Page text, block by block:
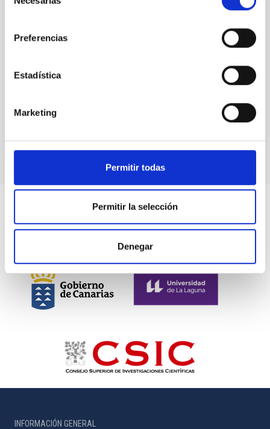
Preferencias
Estadística
Marketing
Permitir todas
Permitir la selección
Denegar
Informe anual CCI 2021
variedad y la vitalidad de la investigación que se
INFORMACIÓN GENERAL